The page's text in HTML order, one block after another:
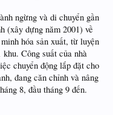
ngừng và di chuyển gần
(xây dựng năm 2001) về
hóa sản xuất, từ luyện
Công suất của nhà
chuyển động lắp đặt cho
đang căn chỉnh và nâng
8, đầu tháng 9 đến.